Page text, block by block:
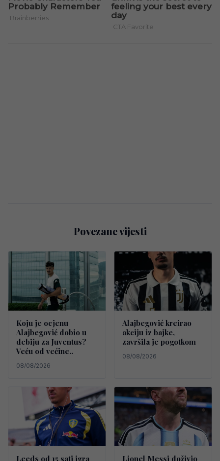
Povezane vijesti
Koju je ocjenu
Alajbegović dobio u
debiju za Juventus?
Veću od većine..
08/08/2026
Alajbegović kreirao
akciju iz bajke,
završila je pogotkom
08/08/2026
Leeds od 15 sati igra Lionel Messi doživio